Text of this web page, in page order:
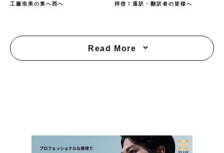
工藤浩美の東へ西へ 拝啓！通訳・翻訳者の皆様へ
Read More